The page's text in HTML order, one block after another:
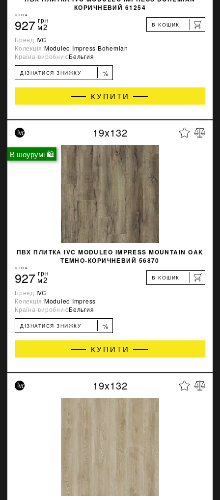
КОРИЧНЕВИЙ 61254
ЦІНА
927 грн
м2 В КОШИК
Бренд:IVC
Колекція:Moduleo Impress Bohemian
Країна-виробник:Бельгия
ДІЗНАТИСЯ ЗНИЖКУ %
КУПИТИ
В шоурумі 🛍
19x132
ПВХ ПЛИТКА IVC MODULEO IMPRESS MOUNTAIN OAK
ТЕМНО-КОРИЧНЕВИЙ 56870
ЦІНА
927 грн
м2 В КОШИК
Бренд:IVC
Колекція:Moduleo Impress
Країна-виробник:Бельгия
ДІЗНАТИСЯ ЗНИЖКУ %
КУПИТИ
19x132